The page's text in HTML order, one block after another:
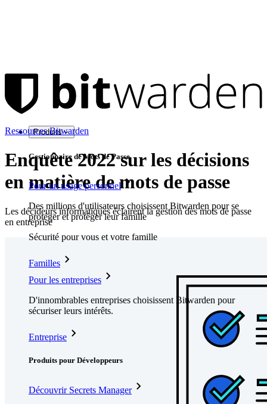
Produits
Gestionnaire de Mots de Passe
Pour un usage personnel
Des millions d'utilisateurs choisissent Bitwarden pour se
protéger et protéger leur famille
Sécurité pour vous et votre famille
Familles
Pour les entreprises
D'innombrables entreprises choisissent Bitwarden pour
sécuriser leurs intérêts.
Entreprise
Produits pour Développeurs
Découvrir Secrets Manager
Ressources Bitwarden
Enquête 2022 sur les décisions
en matière de mots de passe
Les décideurs informatiques éclairent la gestion des mots de passe
en entreprise